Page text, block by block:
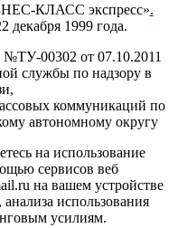
КЛАСС экспресс».
декабря 1999 года.
00302 от 07.10.2011
службы по надзору в
коммуникаций по
автономному округу
на использование
сервисов веб
на вашем устройстве
использования
усилиям.